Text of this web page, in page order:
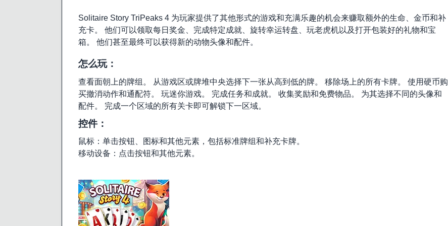
Solitaire Story TriPeaks 4 为玩家提供了其他形式的游戏和充满乐趣的机会来赚取额外的生命、金币和补
充卡。 他们可以领取每日奖金、完成特定成就、旋转幸运转盘、玩老虎机以及打开包装好的礼物和宝
箱。 他们甚至最终可以获得新的动物头像和配件。
怎么玩：
查看面朝上的牌组。 从游戏区或牌堆中央选择下一张从高到低的牌。 移除场上的所有卡牌。 使用硬币购
买撤消动作和通配符。 玩迷你游戏。 完成任务和成就。 收集奖励和免费物品。 为其选择不同的头像和
配件。 完成一个区域的所有关卡即可解锁下一区域。
控件：
鼠标：单击按钮、图标和其他元素，包括标准牌组和补充卡牌。
移动设备：点击按钮和其他元素。